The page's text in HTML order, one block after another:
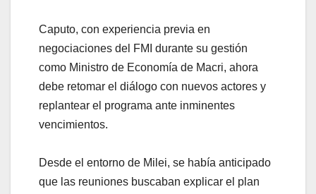
Caputo, con experiencia previa en
negociaciones del FMI durante su gestión
como Ministro de Economía de Macri, ahora
debe retomar el diálogo con nuevos actores y
replantear el programa ante inminentes
vencimientos.
Desde el entorno de Milei, se había anticipado
que las reuniones buscaban explicar el plan